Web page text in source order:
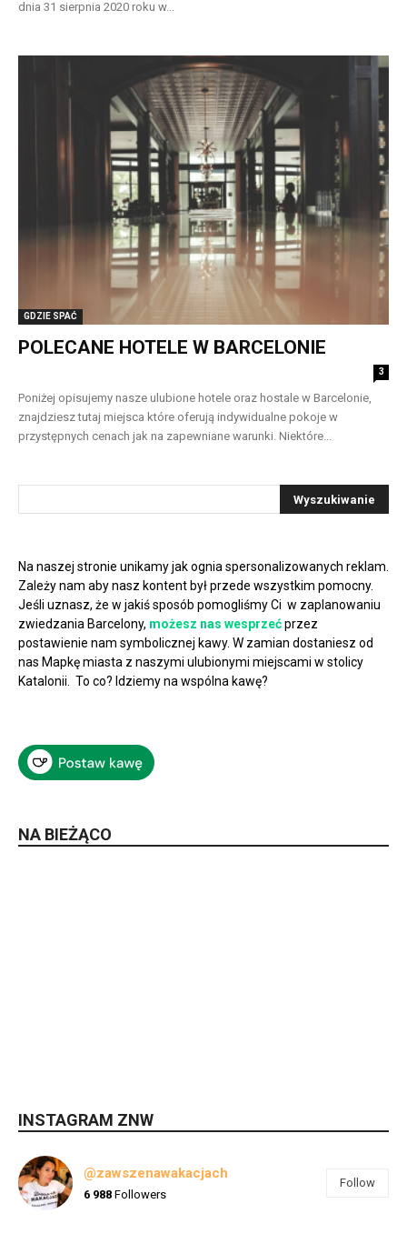
dnia 31 sierpnia 2020 roku w...
GDZIE SPAĆ
POLECANE HOTELE W BARCELONIE
3
Poniżej opisujemy nasze ulubione hotele oraz hostale w Barcelonie,
znajdziesz tutaj miejsca które oferują indywidualne pokoje w
przystępnych cenach jak na zapewniane warunki. Niektóre...
Na naszej stronie unikamy jak ognia spersonalizowanych reklam.
Zależy nam aby nasz kontent był przede wszystkim pomocny.
Jeśli uznasz, że w jakiś sposób pomogliśmy Ci w zaplanowaniu
zwiedzania Barcelony, możesz nas wesprzećprzez
postawienie nam symbolicznej kawy. W zamian dostaniesz od
nas Mapkę miasta z naszymi ulubionymi miejscami w stolicy
Katalonii. To co? Idziemy na wspólna kawę?
NA BIEŻĄCO
INSTAGRAM ZNW
@zawszenawakacjach
6 988 Followers
Follow